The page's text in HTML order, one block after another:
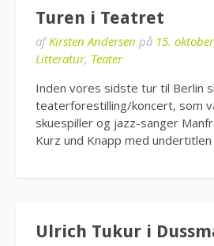
Turen i Teatret
afKirsten Andersen på 15.
Litteratur, Teater
Inden vores sidste tur til Berlin
teaterforestilling/koncert, som
skuespiller og jazz-sanger
Kurz und Knapp med
Ulrich Tukur i